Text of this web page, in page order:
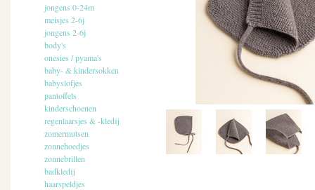
jongens 0-24m
meisjes 2-6j
jongens 2-6j
body's
onesies / pyama's
baby- & kindersokken
babyslofjes
pantoffels
kinderschoenen
regenlaarsjes & -kledij
zomermutsen
zonnehoedjes
zonnebrillen
badkledij
haarspeldjes